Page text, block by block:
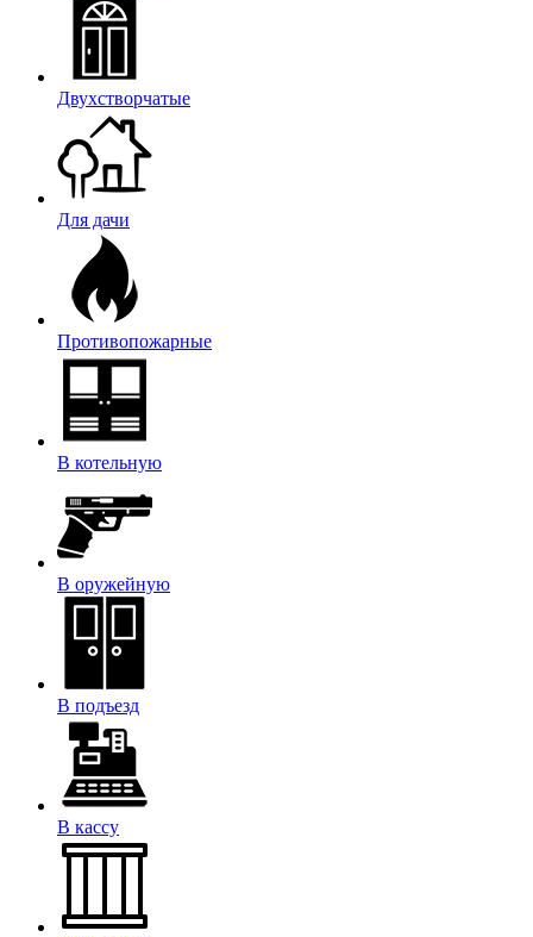
Двухстворчатые
Для дачи
Противопожарные
В котельную
В оружейную
В подъезд
В кассу